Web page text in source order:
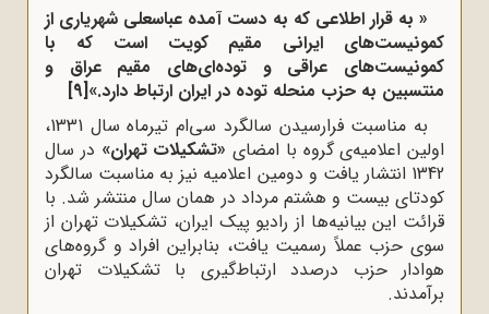
« به قرار اطلاعی که به دست آمده عباسعلی شهریاری از
کمونیست‌های ایرانی مقیم کویت است که با
کمونیست‌های عراقی و توده‌ای‌های مقیم عراق و
منتسبین به حزب منحله توده در ایران ارتباط دارد.»[9]
به مناسبت فرارسیدن سالگرد سی‌ام تیرماه سال 1331،
اولین اعلامیه‌ی گروه با امضای «تشکیلات تهران» در سال
1342 انتشار یافت و دومین اعلامیه نیز به مناسبت سالگرد
کودتای بیست و هشتم مرداد در همان سال منتشر شد. با
قرائت این بیانیه‌ها از رادیو پیک ایران، تشکیلات تهران از
سوی حزب عملاً رسمیت یافت، بنابراین افراد و گروه‌های
هوادار حزب درصدد ارتباط‌گیری با تشکیلات تهران
برآمدند.